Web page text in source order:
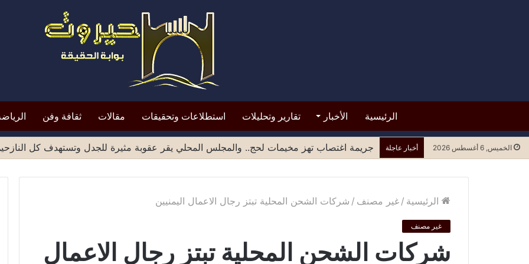
الرئيسية الأخبار تقارير وتحليلات استطلاعات وتحقيقات مقالات ثقافة وفن
الخميس, 6 أغسطس 2026 أخبار عاجلة قرار من حكومة عدن بوقف تعميد الشهادات الصادرة من مناطق صنعاء يثير موجة انتقادات
الرئيسية / غير مصنف / شركات الشحن المحلية تبتز رجال الاعمال اليمنيين
غير مصنف
شركات الشحن المحلية تبتز رجال الاعمال